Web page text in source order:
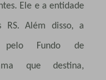
Ele e a entidade
RS. Além disso, a
Fundo de
que destina,